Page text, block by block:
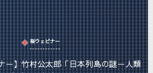
桜ウェビナー
ー】竹村公太郎「日本列島の謎－人類